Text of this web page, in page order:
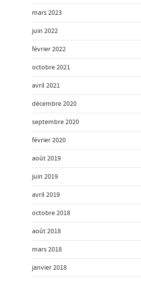
mars 2023
juin 2022
février 2022
octobre 2021
avril 2021
décembre 2020
septembre 2020
février 2020
août 2019
juin 2019
avril 2019
octobre 2018
août 2018
mars 2018
janvier 2018